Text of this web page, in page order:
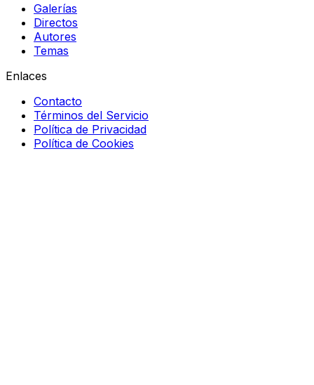
Galerías
Directos
Autores
Temas
Enlaces
Contacto
Términos del Servicio
Política de Privacidad
Política de Cookies